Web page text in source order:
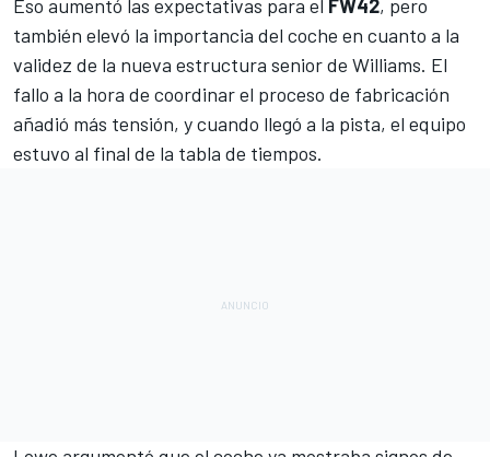
Eso aumentó las expectativas para el FW42, pero
también elevó la importancia del coche en cuanto a la
validez de la nueva estructura senior de Williams. El
fallo a la hora de coordinar el proceso de fabricación
añadió más tensión, y cuando llegó a la pista, el equipo
estuvo al final de la tabla de tiempos.